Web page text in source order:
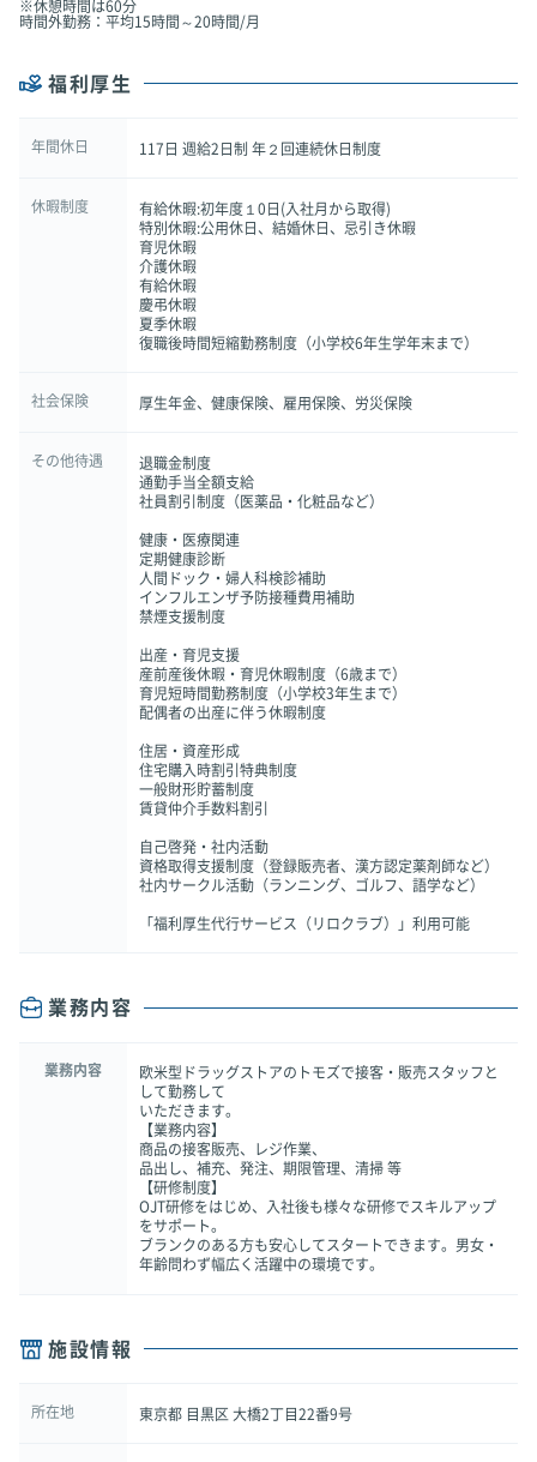
※休憩時間は60分
時間外勤務：平均15時間～20時間/月
福利厚生
年間休日 117日 週給2日制 年２回連続休日制度
休暇制度
有給休暇:初年度１0日(入社月から取得)
特別休暇:公用休日、結婚休日、忌引き休暇
育児休暇
介護休暇
有給休暇
慶弔休暇
夏季休暇
復職後時間短縮勤務制度（小学校6年生学年末まで）
社会保険 厚生年金、健康保険、雇用保険、労災保険
その他待遇
退職金制度
通勤手当全額支給
社員割引制度（医薬品・化粧品など）
健康・医療関連
定期健康診断
人間ドック・婦人科検診補助
インフルエンザ予防接種費用補助
禁煙支援制度
出産・育児支援
産前産後休暇・育児休暇制度（6歳まで）
育児短時間勤務制度（小学校3年生まで）
配偶者の出産に伴う休暇制度
住居・資産形成
住宅購入時割引特典制度
一般財形貯蓄制度
賃貸仲介手数料割引
自己啓発・社内活動
資格取得支援制度（登録販売者、漢方認定薬剤師など）
社内サークル活動（ランニング、ゴルフ、語学など）
「福利厚生代行サービス（リロクラブ）」利用可能
業務内容
業務内容
欧米型ドラッグストアのトモズで接客・販売スタッフと
して勤務して
いただきます。
【業務内容】
商品の接客販売、レジ作業、
品出し、補充、発注、期限管理、清掃 等
【研修制度】
OJT研修をはじめ、入社後も様々な研修でスキルアップ
をサポート。
ブランクのある方も安心してスタートできます。男女・
年齢問わず幅広く活躍中の環境です。
施設情報
所在地 東京都 目黒区 大橋2丁目22番9号